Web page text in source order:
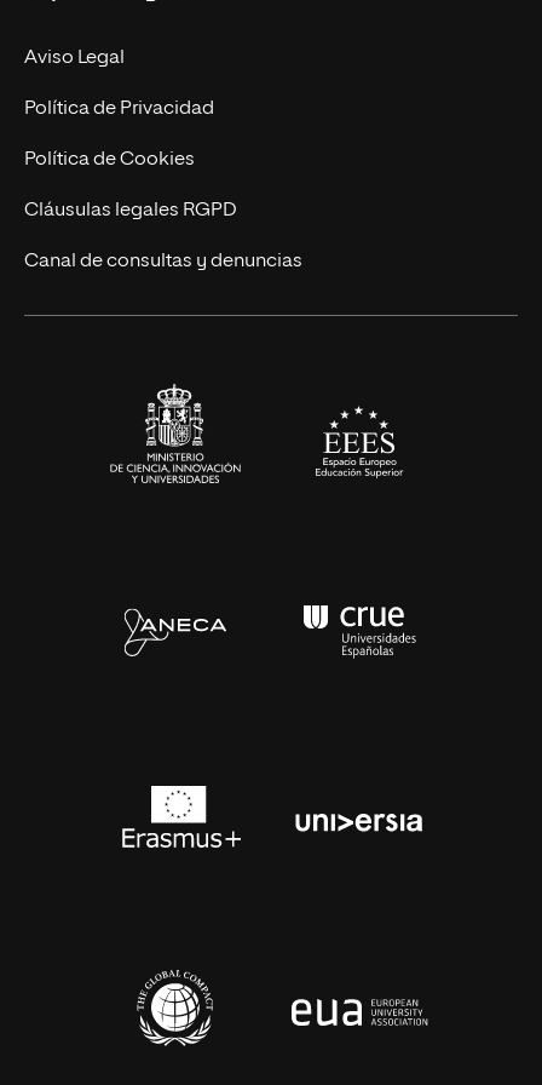
Experto Universitario
Postgrados
Cursos Universitarios
Nuestro Equipo
Trabaja en UNIR
Actualidad
UNIR Revista
Eventos
Aviso Legal
Política de Privacidad
Política de Cookies
Cláusulas legales RGPD
Canal de consultas y denuncias